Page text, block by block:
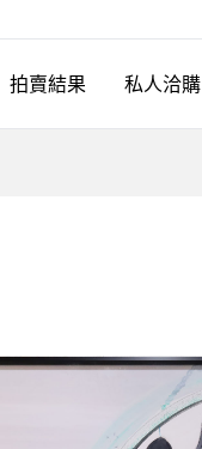
拍賣結果 私人洽購